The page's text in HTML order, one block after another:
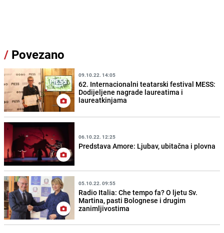
/ Povezano
09.10.22. 14:05
62. Internacionalni teatarski festival MESS:
Dodijeljene nagrade laureatima i
laureatkinjama
06.10.22. 12:25
Predstava Amore: Ljubav, ubitačna i plovna
05.10.22. 09:55
Radio Italia: Che tempo fa? O ljetu Sv.
Martina, pasti Bolognese i drugim
zanimljivostima